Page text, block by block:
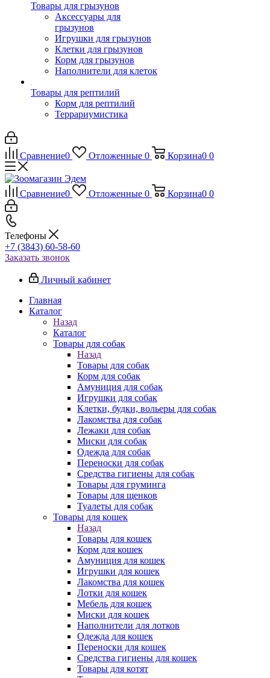
Товары для грызунов
Аксессуары для
грызунов
Игрушки для грызунов
Клетки для грызунов
Корм для грызунов
Наполнители для клеток
Товары для рептилий
Корм для рептилий
Террариумистика
Сравнение0 Отложенные 0 Корзина0 0
Сравнение0 Отложенные 0 Корзина0 0
Телефоны
+7 (3843) 60-58-60
Заказать звонок
Личный кабинет
Главная
Каталог
Назад
Каталог
Товары для собак
Назад
Товары для собак
Корм для собак
Амуниция для собак
Игрушки для собак
Клетки, будки, вольеры для собак
Лакомства для собак
Лежаки для собак
Миски для собак
Одежда для собак
Переноски для собак
Средства гигиены для собак
Товары для груминга
Товары для щенков
Туалеты для собак
Товары для кошек
Назад
Товары для кошек
Корм для кошек
Амуниция для кошек
Игрушки для кошек
Лакомства для кошек
Лотки для кошек
Мебель для кошек
Миски для кошек
Наполнители для лотков
Одежда для кошек
Переноски для кошек
Средства гигиены для кошек
Товары для котят